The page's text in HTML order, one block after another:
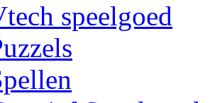
speelgoed